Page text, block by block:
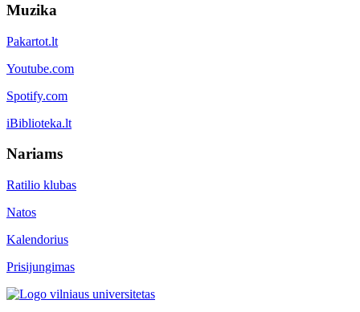
Muzika
Pakartot.lt
Youtube.com
Spotify.com
iBiblioteka.lt
Nariams
Ratilio klubas
Natos
Kalendorius
Prisijungimas